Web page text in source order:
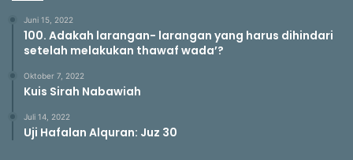
Juni 15, 2022
100. Adakah larangan- larangan yang harus dihindari
setelah melakukan thawaf wada’?
Oktober 7, 2022
Kuis Sirah Nabawiah
Juli 14, 2022
Uji Hafalan Alquran: Juz 30